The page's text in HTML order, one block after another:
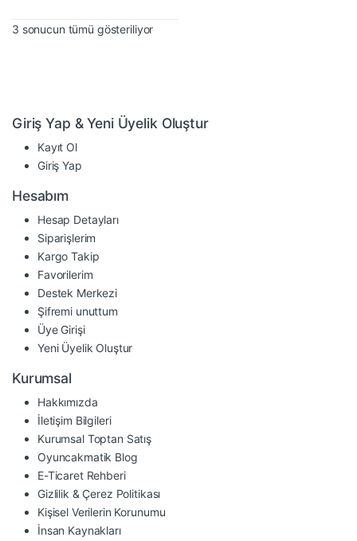
3 sonucun tümü gösteriliyorEn yeniye göre sıralandı
Giriş Yap & Yeni Üyelik Oluştur
Kayıt Ol
Giriş Yap
Hesabım
Hesap Detayları
Siparişlerim
Kargo Takip
Favorilerim
Destek Merkezi
Şifremi unuttum
Üye Girişi
Yeni Üyelik Oluştur
Kurumsal
Hakkımızda
İletişim Bilgileri
Kurumsal Toptan Satış
Oyuncakmatik Blog
E-Ticaret Rehberi
Gizlilik & Çerez Politikası
Kişisel Verilerin Korunumu
İnsan Kaynakları